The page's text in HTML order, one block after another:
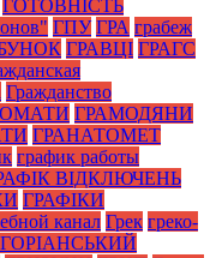
ГОТОВНІСТЬ
ГПУ ГРА грабеж
ГРАВЦІ ГРАГС
Гражданство
ГРАМОДЯНИ
ГРАНАТОМЕТ
график работы
ВІДКЛЮЧЕНЬ
ГРАФІКИ
канал Грек греко-